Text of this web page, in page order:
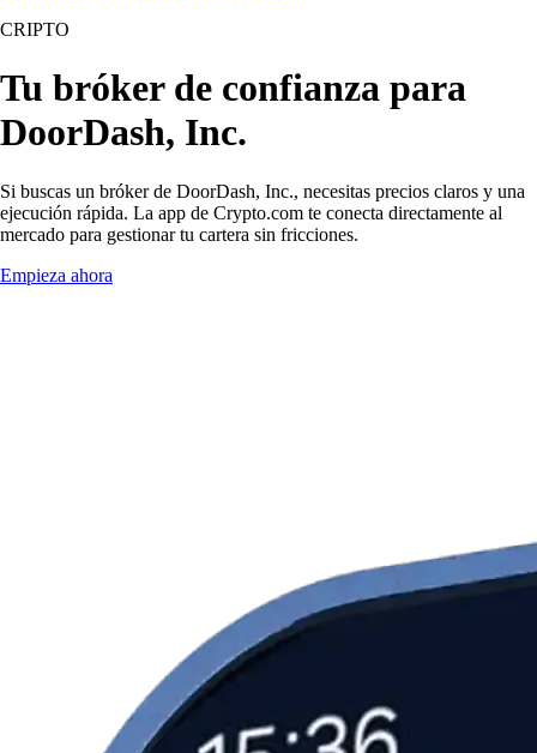
CRIPTO
Tu bróker de confianza para
DoorDash, Inc.
Si buscas un bróker de DoorDash, Inc., necesitas precios claros y una
ejecución rápida. La app de Crypto.com te conecta directamente al
mercado para gestionar tu cartera sin fricciones.
Empieza ahora